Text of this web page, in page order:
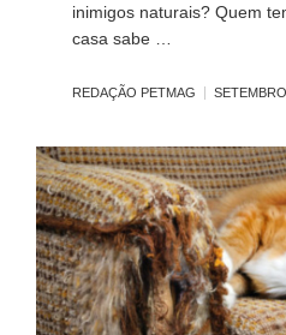
inimigos naturais? Quem
casa sabe …
REDAÇÃO PETMAG